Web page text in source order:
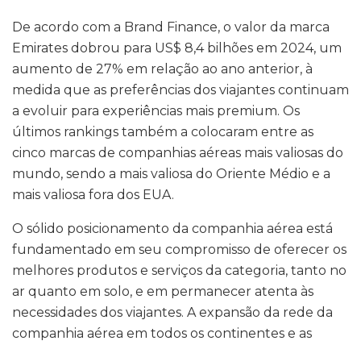
De acordo com a Brand Finance, o valor da marca
Emirates dobrou para US$ 8,4 bilhões em 2024, um
aumento de 27% em relação ao ano anterior, à
medida que as preferências dos viajantes continuam
a evoluir para experiências mais premium. Os
últimos rankings também a colocaram entre as
cinco marcas de companhias aéreas mais valiosas do
mundo, sendo a mais valiosa do Oriente Médio e a
mais valiosa fora dos EUA.
O sólido posicionamento da companhia aérea está
fundamentado em seu compromisso de oferecer os
melhores produtos e serviços da categoria, tanto no
ar quanto em solo, e em permanecer atenta às
necessidades dos viajantes. A expansão da rede da
companhia aérea em todos os continentes e as